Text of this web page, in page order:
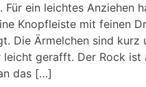
Für ein leichtes Anziehen
Knopfleiste mit feinen
Die Ärmelchen sind kurz
leicht gerafft. Der Rock ist
das […]